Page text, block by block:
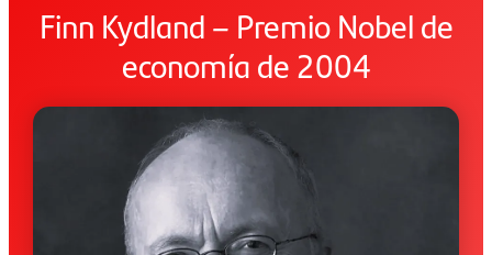
Finn Kydland – Premio Nobel de
economía de 2004